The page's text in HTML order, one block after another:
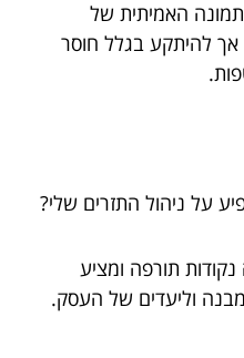
האמיתית של
אך להיתקע בגלל חוסר
על ניהול התזרים שלי?
תורפה ומציע
וליעדים של העסק.